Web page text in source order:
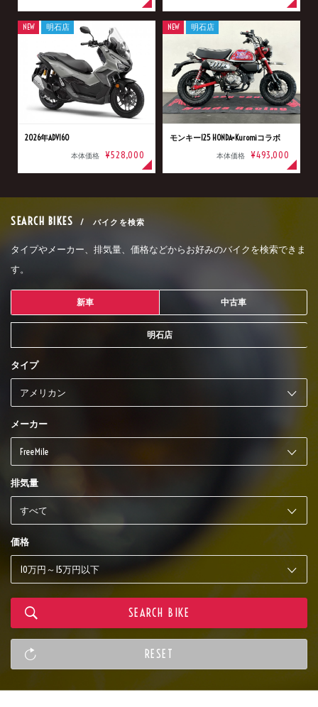
2026年ADV160
本体価格 ¥528,000
NEW 明石店
モンキー125 HONDA×Kuromiコラボ
本体価格 ¥493,000
NEW 明石店
SEARCH BIKES / バイクを検索
タイプやメーカー、排気量、価格などからお好みのバイクを検索できま
す。
新車 中古車
明石店
タイプ
メーカー
排気量
価格